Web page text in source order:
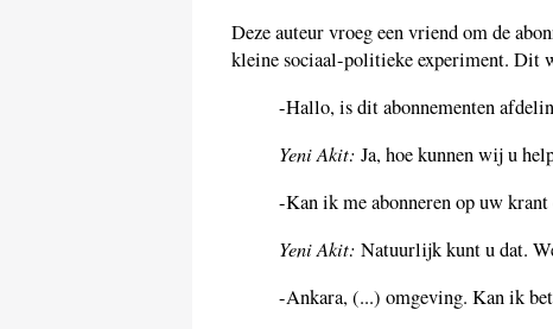
Deze auteur vroeg een vriend om de
kleine sociaal-politieke experiment. Dit
-Hallo, is dit abonnementen
Yeni Akit: Ja, hoe kunnen wij u
-Kan ik me abonneren op uw
Yeni Akit: Natuurlijk kunt u dat.
-Ankara, (...) omgeving. Kan ik